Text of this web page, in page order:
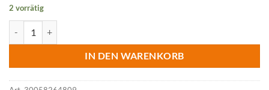
2 vorrätig
IN DEN WARENKORB